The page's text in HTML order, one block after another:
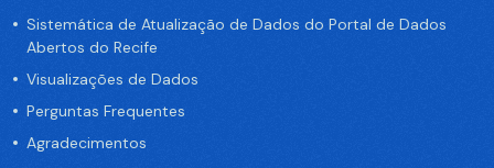
Sistemática de Atualização de Dados do Portal de Dados
Abertos do Recife
Visualizações de Dados
Perguntas Frequentes
Agradecimentos